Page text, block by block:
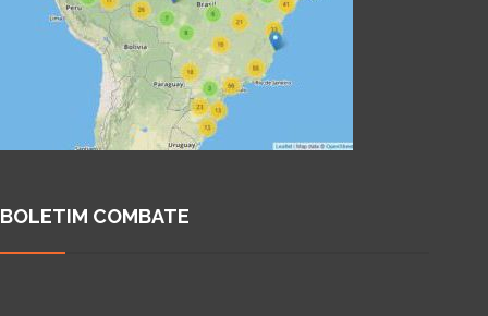
BOLETIM COMBATE